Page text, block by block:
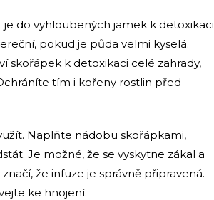
do vyhloubených jamek k detoxikaci
pokud je půda velmi kyselá.
skořápek k detoxikaci celé zahrady,
tím i kořeny rostlin před
Naplňte nádobu skořápkami,
Je možné, že se vyskytne zákal a
že infuze je správně připravená.
ke hnojení.